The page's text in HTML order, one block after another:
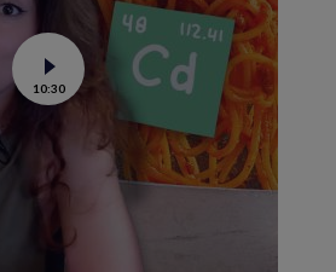
Voir
la
vidéo
Contamination
au
cadmium :
ce
savoir
10:30